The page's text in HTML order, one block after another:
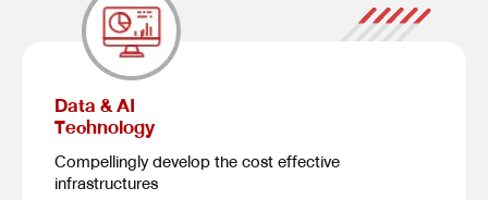
Data & AI
Technology
Compellingly develop the cost effective
infrastructures